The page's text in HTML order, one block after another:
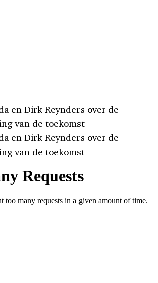
en Dirk Reynders over de
van de toekomst
en Dirk Reynders over de
van de toekomst